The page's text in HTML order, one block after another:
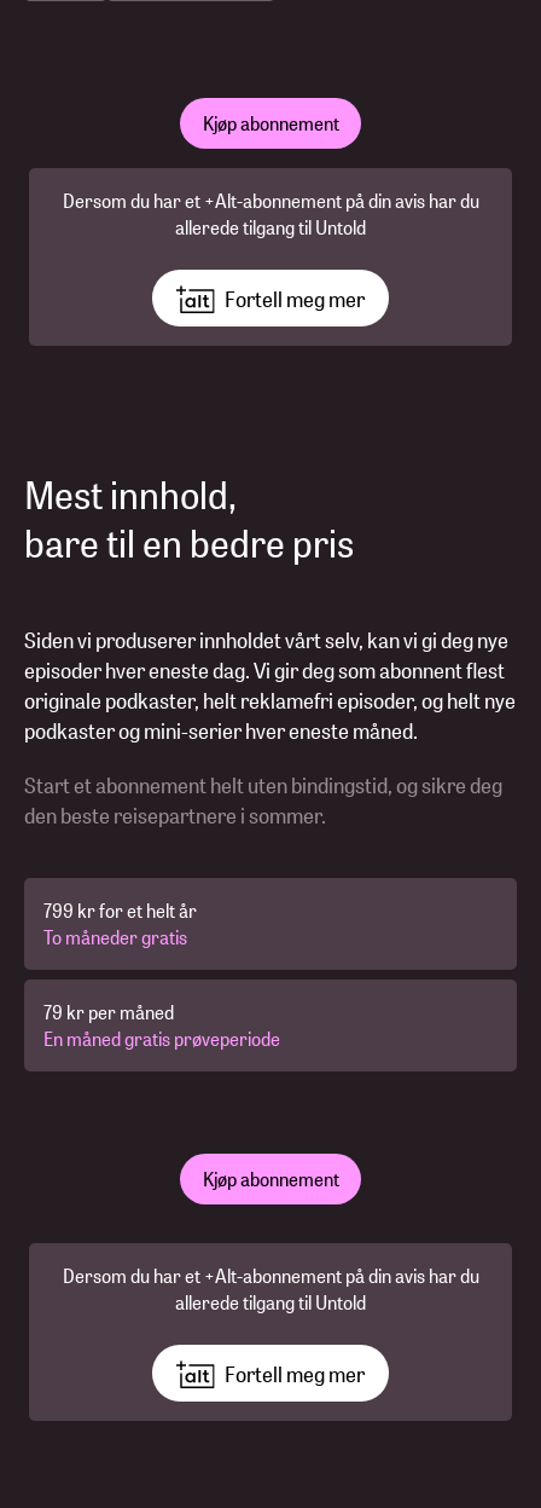
Kjøp abonnement
Dersom du har et +Alt-abonnement på din avis har du
allerede tilgang til Untold
Fortell meg mer
Mest innhold,
bare til en bedre pris
Siden vi produserer innholdet vårt selv, kan vi gi deg nye
episoder hver eneste dag. Vi gir deg som abonnent flest
originale podkaster, helt reklamefri episoder, og helt nye
podkaster og mini-serier hver eneste måned.
Start et abonnement helt uten bindingstid, og sikre deg
den beste reisepartnere i sommer.
799 kr for et helt år
To måneder gratis
79 kr per måned
En måned gratis prøveperiode
Kjøp abonnement
Dersom du har et +Alt-abonnement på din avis har du
allerede tilgang til Untold
Fortell meg mer